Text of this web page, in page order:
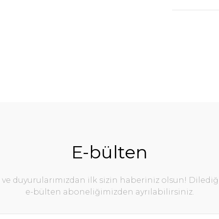
E-bülten
ve duyurularımızdan ilk sizin haberiniz olsun!
e-bülten aboneliğimizden ayrılabilirsiniz.